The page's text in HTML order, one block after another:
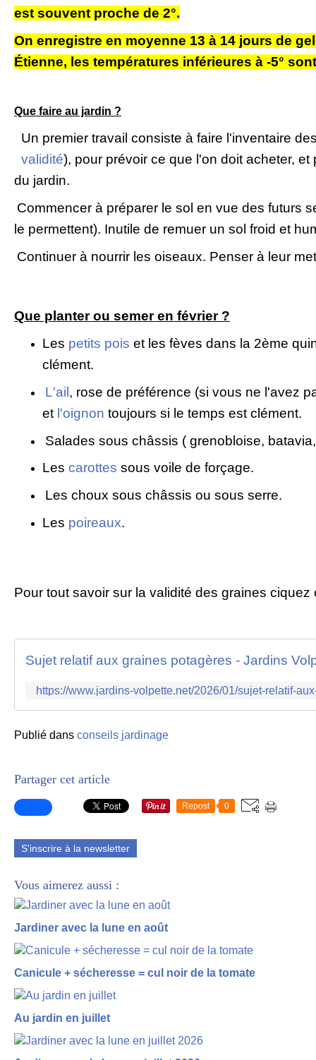
est souvent proche de 2°.
On enregistre en moyenne 13 à 14 jours de
Étienne, les températures inférieures à -5°
Que faire au jardin ?
Un premier travail consiste à faire l'inventaire
validité), pour prévoir ce que l'on doit acheter, et
du jardin.
Commencer à préparer le sol en vue des futurs
le permettent). Inutile de remuer un sol froid et
Continuer à nourrir les oiseaux. Penser à leur
Que planter ou semer en février ?
Les petits pois et les fèves dans la 2ème
clément.
L'ail , rose de préférence (si vous ne l'avez
et l'oignon toujours si le temps est clément.
Salades sous châssis ( grenobloise,
Les carottes sous voile de forçage.
Les choux sous châssis ou sous serre.
Les poireaux.
Pour tout savoir sur la validité des graines
Sujet relatif aux graines potagères - Jardins
https://www.jardins-volpette.net/2026/01/sujet-relatif-
Publié dans conseils jardinage
Partager cet article
Repost 0
S'inscrire à la newsletter
Vous aimerez aussi :
Jardiner avec la lune en août
Canicule + sécheresse = cul noir de la tomate
Au jardin en juillet